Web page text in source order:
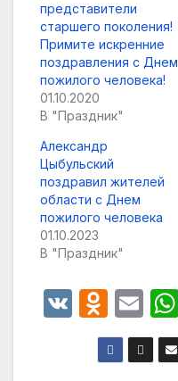
представители
старшего поколения!
Примите искренние
поздравления с Днем
пожилого человека!
01.10.2020
В "Праздник"
Александр
Цыбульский
поздравил жителей
области с Днем
пожилого человека
01.10.2023
В "Праздник"
V
O
d
n
E
m
ail